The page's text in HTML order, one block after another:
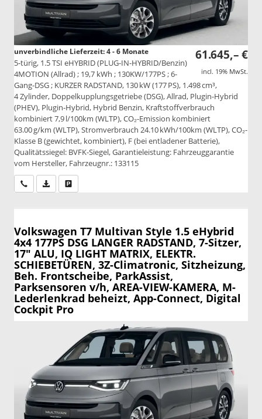
61.645,– €
incl. 19% MwSt.
unverbindliche Lieferzeit: 4 - 6 Monate
5-türig, 1.5 TSI eHYBRID (PLUG-IN-HYBRID/Benzin)
4MOTION (Allrad) ; 19,7 kWh ; 130KW/177PS ; 6-
Gang-DSG ; KURZER RADSTAND, 130 kW (177 PS), 1.498 cm³,
4 Zylinder, Doppelkupplungsgetriebe (DSG), Allrad, Plugin-Hybrid
(PHEV), Plugin-Hybrid, Hybrid Benzin, Kraftstoffverbrauch
kombiniert 7,9 l/100km (WLTP), CO₂-Emission kombiniert
63.00 g/km (WLTP), Stromverbrauch 24.10 kWh/100km (WLTP), CO₂-
Klasse B (gewichtet, kombiniert), F (bei entladener Batterie),
Qualitätssiegel: BVFK-Siegel, Garantieleistung: Fahrzeuggarantie
vom Hersteller, Fahrzeugnr.: 133115
Wir rufen Sie anPDF-Datei, Fahrzeugexposé drucken
Volkswagen T7 Multivan Style 1.5 eHybrid
4x4 177PS DSG LANGER RADSTAND, 7-Sitzer,
17" ALU, IQ LIGHT MATRIX, ELEKTR.
SCHIEBETÜREN, 3Z-Climatronic, Sitzheizung,
Beh. Frontscheibe, ParkAssist,
Parksensoren v/h, AREA-VIEW-KAMERA, M-
Lederlenkrad beheizt, App-Connect, Digital
Cockpit Pro